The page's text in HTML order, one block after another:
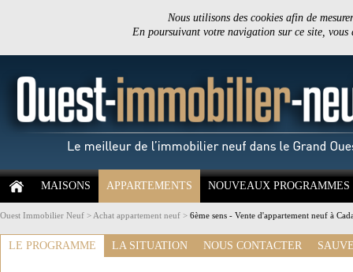
Nous utilisons des cookies afin de
En poursuivant votre navigation sur ce site,
MAISONS APPARTEMENTS NOUVEAUX PROGRAMMES
Ouest Immobilier Neuf > Achat appartement neuf > 6ème sens - Vente d'appartement neuf à
LE PROGRAMME LA SITUATION NOUS CONTACTER